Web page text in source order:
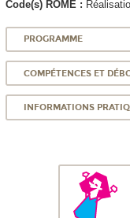
Code(s) ROME :
PROGRAMME
COMPÉTENCES ET
INFORMATIONS